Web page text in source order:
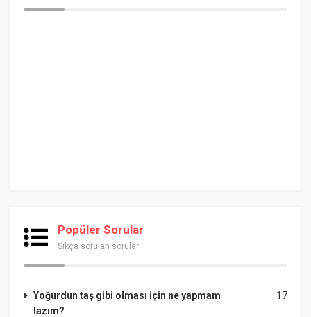
Popüler Sorular
Sıkça sorulan sorular
17
Yoğurdun taş gibi olması için ne yapmam
lazım?